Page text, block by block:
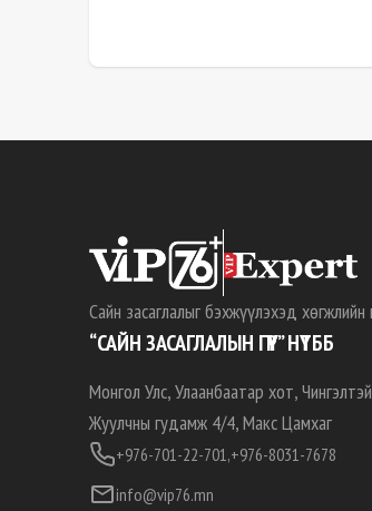
Сайн засаглалыг бэхжүүлэхэд хөгжлийн
“САЙН ЗАСАГЛАЛЫН ГҮҮР” НҮТББ
Монгол Улс, Улаанбаатар хот,
Жуулчны гудамж 4/4, Макс Цамхаг
+976-701-22-701,+976-8031-7678
info@vip76.mn